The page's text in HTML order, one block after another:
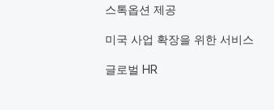
스톡옵션 제공
미국 사업 확장을 위한 서비스
글로벌 HR